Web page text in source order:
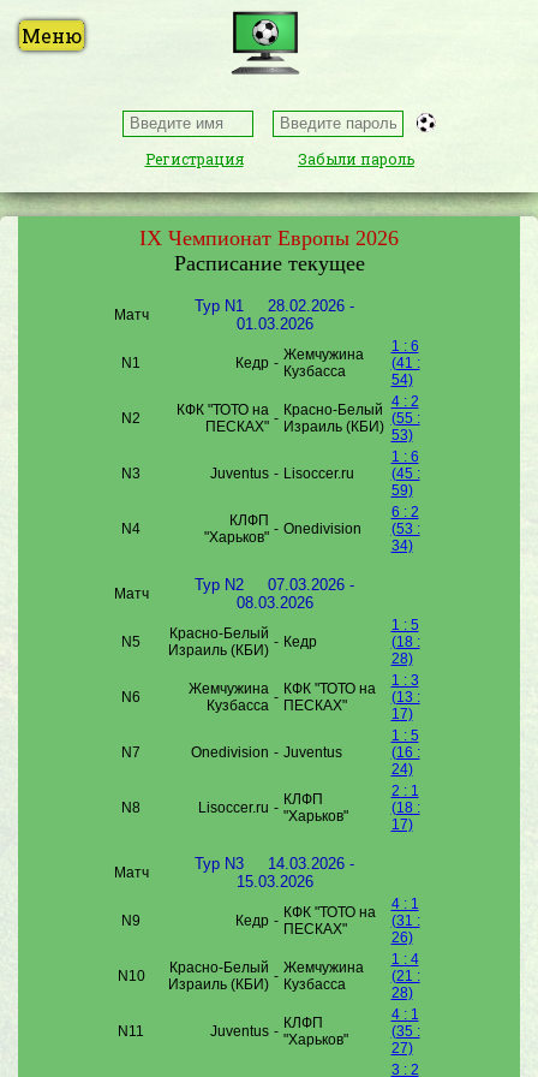
Регистрация Забыли пароль